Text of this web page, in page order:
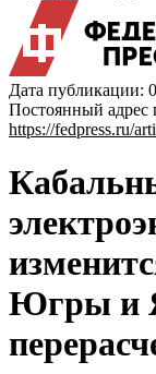
Дата публикации:
Постоянный адрес
https://fedpress.ru/
Югры и